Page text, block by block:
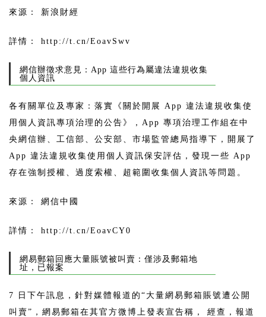
來源： 新浪財經
詳情： http://t.cn/EoavSwv
網信辦徵求意見：App 這些行為屬違法違規收集
個人資訊
各有關單位及專家：落實《關於開展 App 違法違規收集使
用個人資訊專項治理的公告》，App 專項治理工作組在中
央網信辦、工信部、公安部、市場監管總局指導下，開展了
App 違法違規收集使用個人資訊保安評估，發現一些 App
存在強制授權、過度索權、超範圍收集個人資訊等問題。
來源： 網信中國
詳情： http://t.cn/EoavCY0
網易郵箱回應大量賬號被叫賣：僅涉及郵箱地
址，已報案
7 日下午訊息，針對媒體報道的“大量網易郵箱賬號遭公開
叫賣”，網易郵箱在其官方微博上發表宣告稱， 經查，報道